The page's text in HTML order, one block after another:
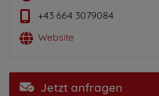
+43 664 3079084
Website
Jetzt anfragen